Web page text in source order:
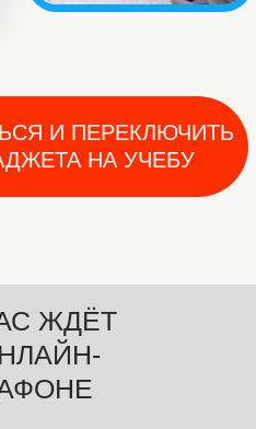
ЖДЁТ